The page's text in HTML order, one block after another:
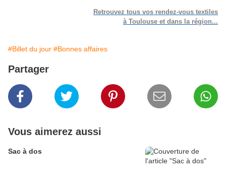
Retrouvez tous vos rendez-vous textiles
à Toulouse et dans la région...
#Billet du jour #Bonnes affaires
Partager
Vous aimerez aussi
Sac à dos